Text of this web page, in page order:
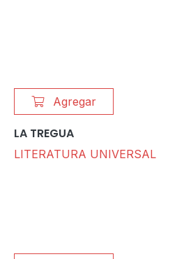
Agregar
LA TREGUA
LITERATURA UNIVERSAL